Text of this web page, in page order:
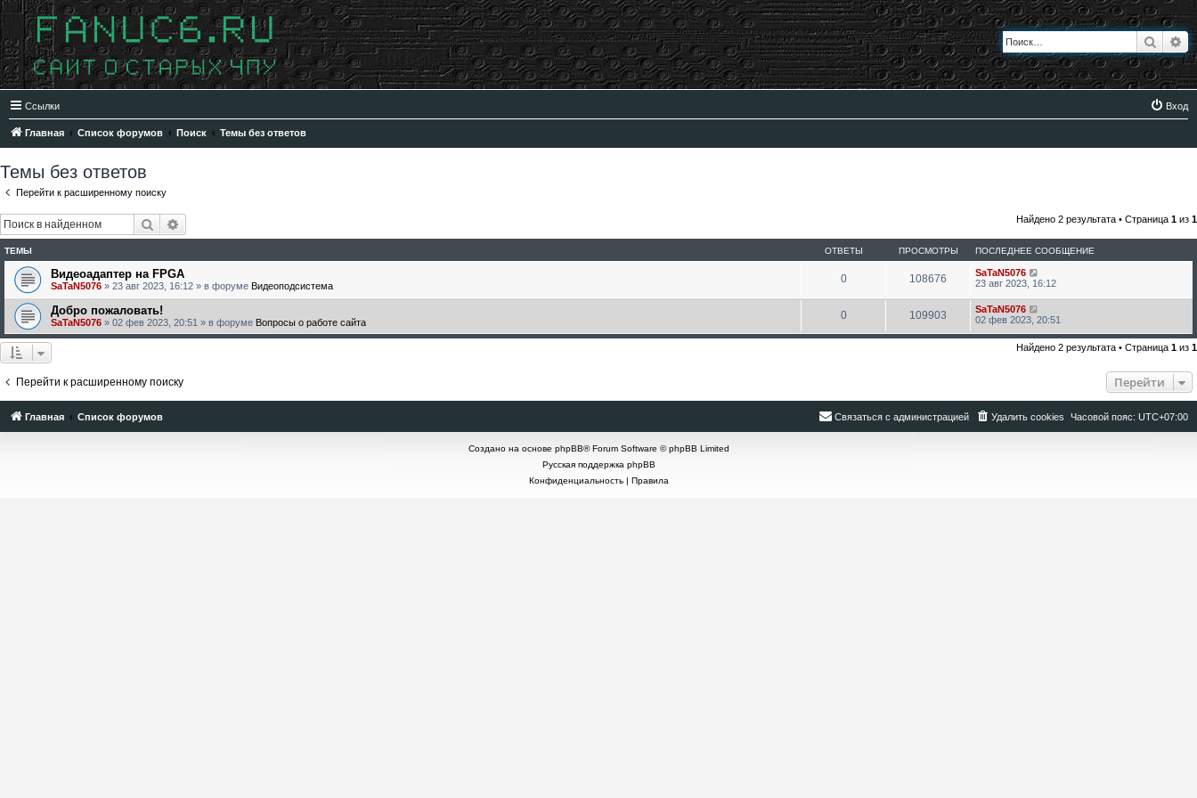
Поиск
Ссылки Вход
Главная Список форумов Поиск Темы без ответов
Темы без ответов
Перейти к расширенному поиску
Поиск Найдено 2 результата • Страница 1 из 1
ТЕМЫ ОТВЕТЫ ПРОСМОТРЫ ПОСЛЕДНЕЕ СООБЩЕНИЕ
Видеоадаптер на FPGA
SaTaN5076 » 23 авг 2023, 16:12 » в форуме Видеоподсистема
0 108676
SaTaN5076
23 авг 2023, 16:12
Добро пожаловать!
SaTaN5076 » 02 фев 2023, 20:51 » в форуме Вопросы о работе сайта
0 109903
SaTaN5076
02 фев 2023, 20:51
Найдено 2 результата • Страница 1 из 1
Перейти к расширенному поиску Перейти
Главная Список форумов Часовой пояс: UTC+07:00
Удалить cookies
Связаться с администрацией
Создано на основе phpBB® Forum Software © phpBB Limited
Русская поддержка phpBB
Конфиденциальность| Правила